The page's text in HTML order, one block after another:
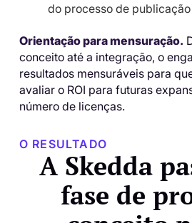
do processo de
Orientação para mensuração.
conceito até a integração, o
resultados mensuráveis ​​para
avaliar o ROI para futuras
número de licenças.
O RESULTADO
A Skedda
fase de